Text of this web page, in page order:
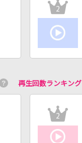
2
再生回数ランキング
2